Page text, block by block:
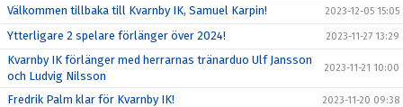
Välkommen tillbaka till Kvarnby IK, Samuel Karpin! 2023-12-05 15:05
Ytterligare 2 spelare förlänger över 2024! 2023-11-27 13:29
Kvarnby IK förlänger med herrarnas tränarduo Ulf Jansson
och Ludvig Nilsson
2023-11-21 10:00
Fredrik Palm klar för Kvarnby IK! 2023-11-20 09:38